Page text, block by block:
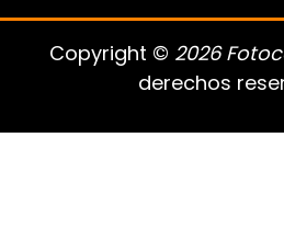
Copyright © 2026
derechos